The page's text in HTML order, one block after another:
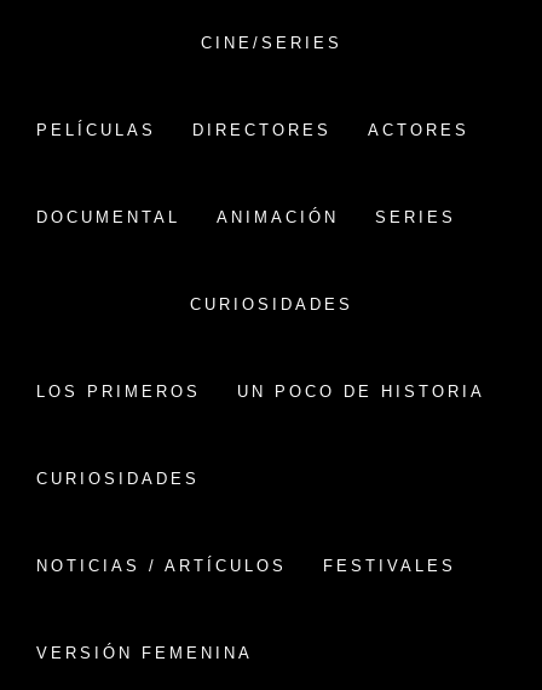
CINE/SERIES
PELÍCULAS DIRECTORES ACTORES
DOCUMENTAL ANIMACIÓN SERIES
CURIOSIDADES
LOS PRIMEROS UN POCO DE HISTORIA
CURIOSIDADES
NOTICIAS / ARTÍCULOS FESTIVALES
VERSIÓN FEMENINA
VERSIÓN CHINA
SEBASTIÁN
Este año hemos asistido al